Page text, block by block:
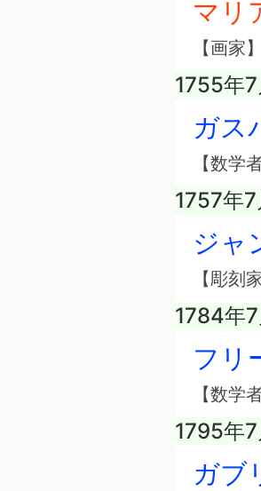
マリ
【画家
1755年
ガス
【数学
1757年
ジャ
【彫刻
1784年
フリ
【数学
1795年
ガブ